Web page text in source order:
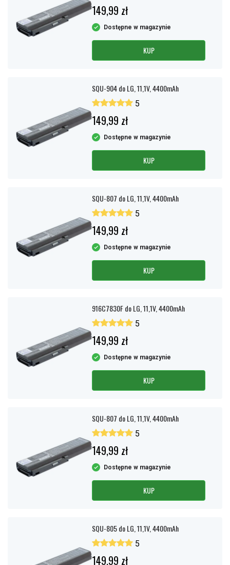
149,99 zł
Dostępne w magazynie
KUP
SQU-904 do LG, 11,1V, 4400mAh
5
149,99 zł
Dostępne w magazynie
KUP
SQU-807 do LG, 11,1V, 4400mAh
5
149,99 zł
Dostępne w magazynie
KUP
916C7830F do LG, 11,1V, 4400mAh
5
149,99 zł
Dostępne w magazynie
KUP
SQU-807 do LG, 11,1V, 4400mAh
5
149,99 zł
Dostępne w magazynie
KUP
SQU-805 do LG, 11,1V, 4400mAh
5
149,99 zł